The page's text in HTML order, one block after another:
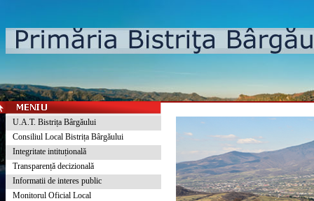
U.A.T. Bistrița Bârgăului
Consiliul Local Bistrița Bârgăului
Integritate intituțională
Transparență decizională
Informatii de interes public
Monitorul Oficial Local